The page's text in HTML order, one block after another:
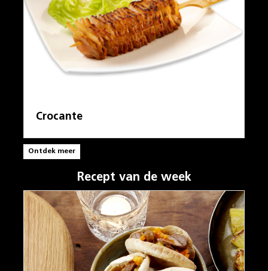
Crocante
Ontdek meer
Recept van de week